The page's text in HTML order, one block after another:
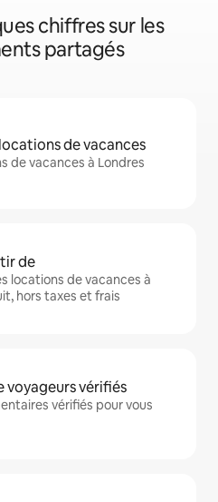
chiffres sur les
partagés
de vacances
de vacances à Londres
de
locations de vacances à
hors taxes et frais
voyageurs vérifiés
vérifiés pour vous